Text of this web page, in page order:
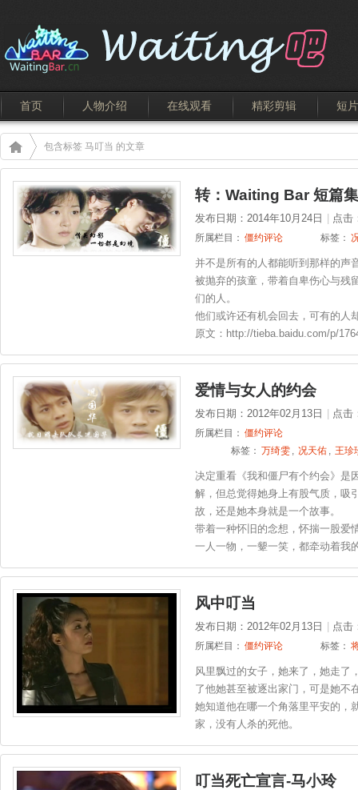
首页 人物介绍 在线观看 精彩剪辑 短片
包含标签 马叮当 的文章
转：Waiting Bar 短篇
发布日期：2014年10月24日 点击
所属栏目： 僵约评论 标签：
并不是所有的人都能听到那样的声
被抛弃的孩童，带着自卑伤心与残
们的人。
他们或许还有机会回去，可有的
原文：http://tieba.baidu.com/p/
爱情与女人的约会
发布日期：2012年02月13日 点击
所属栏目： 僵约评论
标签： 万绮雯 , 况天佑 , 王珍
决定重看《我和僵尸有个约会》是
解，但总觉得她身上有股气质，吸
故，还是她本身就是一个故事。
带着一种怀旧的念想，怀揣一股爱
一人一物，一颦一笑，都牵动着我
风中叮当
发布日期：2012年02月13日 点击
所属栏目： 僵约评论 标签：
风里飘过的女子，她来了，她走了
了他她甚至被逐出家门，可是她不
她知道他在哪一个角落里平安的，
家，没有人杀的死他。
叮当死亡宣言-马小玲